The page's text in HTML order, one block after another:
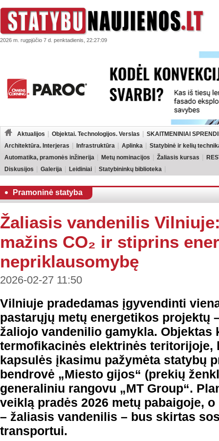
2026 m. rugpjūčio 7 d. penktadienis, 22:27:09
Aktualijos Objektai. Technologijos. Verslas
SKAITMENINIAI
Architektūra. Interjeras
Infrastruktūra Aplinka
Statybinė ir kelių
Automatika, pramonės inžinerija
Metų nominacijos Žaliasis kursas
Diskusijos
Galerija Leidiniai Statybininkų biblioteka
Pramoninė statyba
Žaliasis vandenilis
mažins CO₂ ir stiprins
nepriklausomybę
2026-02-27 11:50
Vilniuje pradedamas įgyvendinti
pastarųjų metų energetikos projektų
žaliojo vandenilio gamykla.
termofikacinės elektrinės teritorijoje,
kapsulės įkasimu pažymėta statybų
bendrovė „Miesto gijos“ (prekių
generaliniu rangovu „MT Group“.
veiklą pradės 2026 metų pabaigoje,
– žaliasis vandenilis – bus skirtas
transportui.